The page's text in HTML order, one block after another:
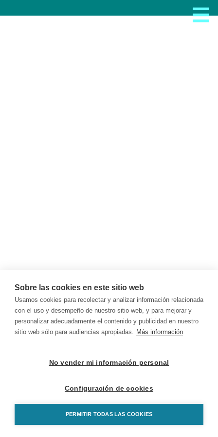
Sobre las cookies en este sitio web
Usamos cookies para recolectar y analizar información relacionada
con el uso y desempeño de nuestro sitio web, y para mejorar y
personalizar adecuadamente el contenido y publicidad en nuestro
sitio web sólo para audiencias apropiadas. Más información
No vender mi información personal
Configuración de cookies
PERMITIR TODAS LAS COOKIES